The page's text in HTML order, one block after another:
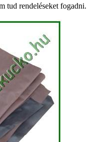
tud rendeléseket fogadni.